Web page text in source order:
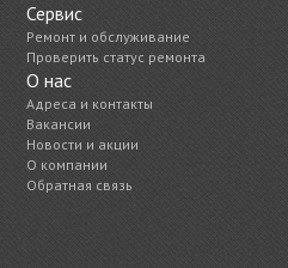
Сервис
Ремонт и обслуживание
Проверить статус ремонта
О нас
Адреса и контакты
Вакансии
Новости и акции
О компании
Обратная связь